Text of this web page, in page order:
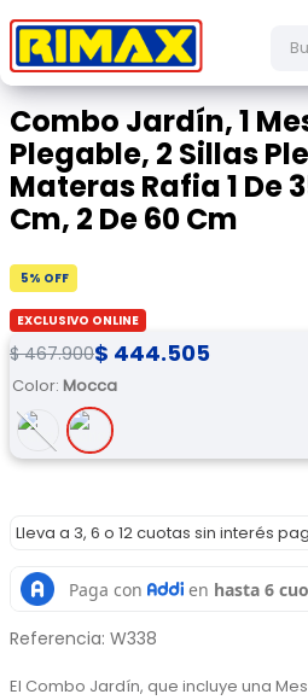
Combo Jardín, 1
Plegable, 2 Sillas
Materas Rafia 1 De
Cm, 2 De 60 Cm
5% OFF
EXCLUSIVO ONLINE
$ 467.900$ 444.505
Color: Mocca
Lleva a 3, 6 o 12 cuotas sin interés
Referencia: W338
El Combo Jardín, que incluye una